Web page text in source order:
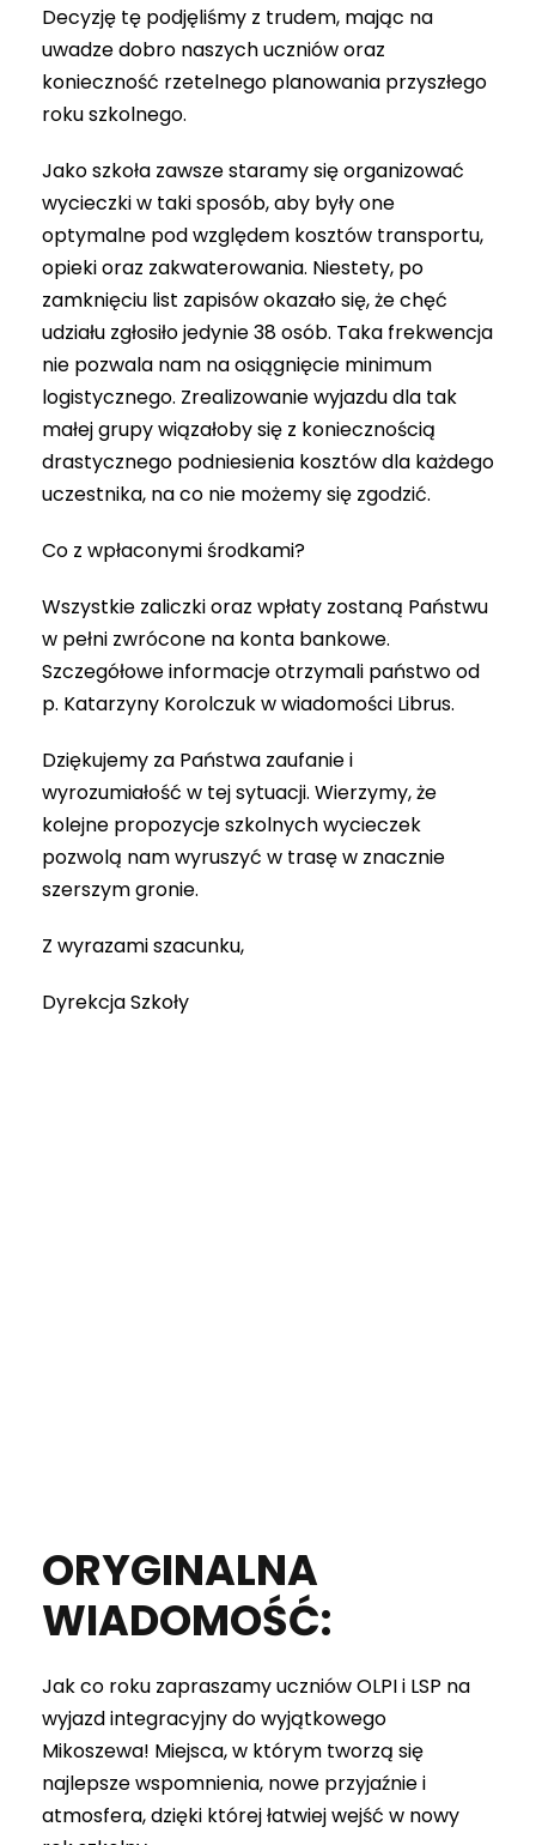
Decyzję tę podjęliśmy z trudem, mając na
uwadze dobro naszych uczniów oraz
konieczność rzetelnego planowania przyszłego
roku szkolnego.
Jako szkoła zawsze staramy się organizować
wycieczki w taki sposób, aby były one
optymalne pod względem kosztów transportu,
opieki oraz zakwaterowania. Niestety, po
zamknięciu list zapisów okazało się, że chęć
udziału zgłosiło jedynie 38 osób. Taka frekwencja
nie pozwala nam na osiągnięcie minimum
logistycznego. Zrealizowanie wyjazdu dla tak
małej grupy wiązałoby się z koniecznością
drastycznego podniesienia kosztów dla każdego
uczestnika, na co nie możemy się zgodzić.
Co z wpłaconymi środkami?
Wszystkie zaliczki oraz wpłaty zostaną Państwu
w pełni zwrócone na konta bankowe.
Szczegółowe informacje otrzymali państwo od
p. Katarzyny Korolczuk w wiadomości Librus.
Dziękujemy za Państwa zaufanie i
wyrozumiałość w tej sytuacji. Wierzymy, że
kolejne propozycje szkolnych wycieczek
pozwolą nam wyruszyć w trasę w znacznie
szerszym gronie.
Z wyrazami szacunku,
Dyrekcja Szkoły
ORYGINALNA
WIADOMOŚĆ:
Jak co roku zapraszamy uczniów OLPI i LSP na
wyjazd integracyjny do wyjątkowego
Mikoszewa! Miejsca, w którym tworzą się
najlepsze wspomnienia, nowe przyjaźnie i
atmosfera, dzięki której łatwiej wejść w nowy